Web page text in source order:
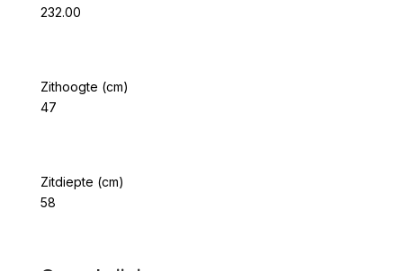
232.00
Zithoogte (cm)
47
Zitdiepte (cm)
58